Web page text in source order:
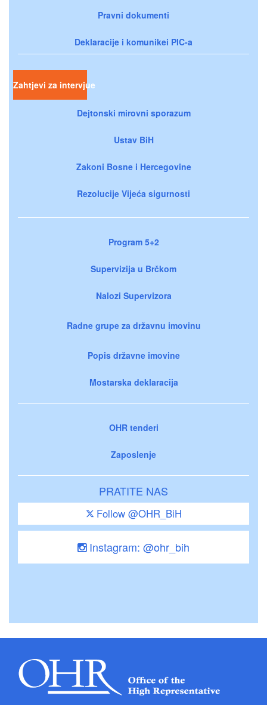
Pravni dokumenti
Deklaracije i komunikei PIC-a
Zahtjevi za intervjue
Dejtonski mirovni sporazum
Ustav BiH
Zakoni Bosne i Hercegovine
Rezolucije Vijeća sigurnosti
Program 5+2
Supervizija u Brčkom
Nalozi Supervizora
Radne grupe za državnu imovinu
Popis državne imovine
Mostarska deklaracija
OHR tenderi
Zaposlenje
PRATITE NAS
Follow @OHR_BiH
Instagram: @ohr_bih